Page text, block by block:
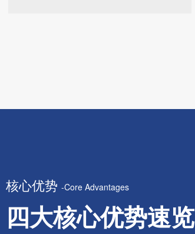
核心优势 -Core Advantages
四大核心优势速览